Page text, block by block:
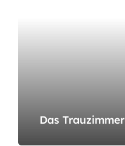
Das Trauzimmer